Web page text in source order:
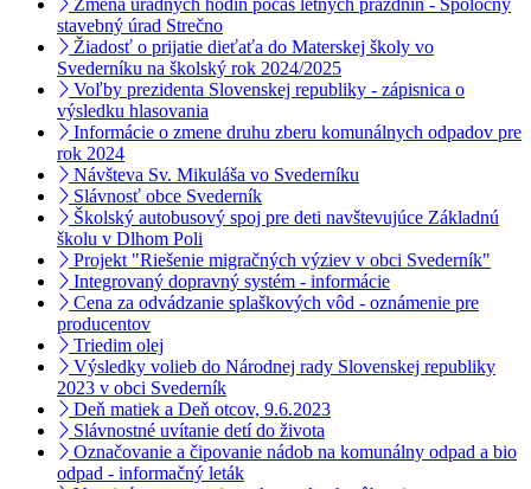
Zmena úradných hodín počas letných prázdnin - Spoločný
stavebný úrad Strečno
Žiadosť o prijatie dieťaťa do Materskej školy vo
Svederníku na školský rok 2024/2025
Voľby prezidenta Slovenskej republiky - zápisnica o
výsledku hlasovania
Informácie o zmene druhu zberu komunálnych odpadov pre
rok 2024
Návšteva Sv. Mikuláša vo Svederníku
Slávnosť obce Svederník
Školský autobusový spoj pre deti navštevujúce Základnú
školu v Dlhom Poli
Projekt "Riešenie migračných výziev v obci Svederník"
Integrovaný dopravný systém - informácie
Cena za odvádzanie splaškových vôd - oznámenie pre
producentov
Triedim olej
Výsledky volieb do Národnej rady Slovenskej republiky
2023 v obci Svederník
Deň matiek a Deň otcov, 9.6.2023
Slávnostné uvítanie detí do života
Označovanie a čipovanie nádob na komunálny odpad a bio
odpad - informačný leták